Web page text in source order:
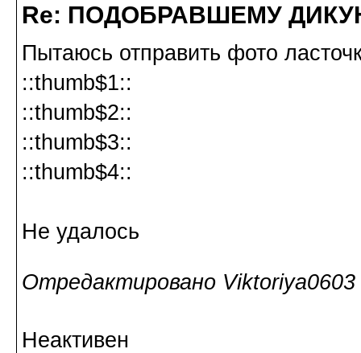
Re: ПОДОБРАВШЕМУ
Пытаюсь отправить фото
::thumb$1::
::thumb$2::
::thumb$3::
::thumb$4::
Не удалось
Отредактировано Viktoriya0603
Неактивен